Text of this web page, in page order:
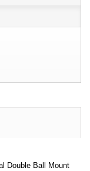
Double Ball Mount